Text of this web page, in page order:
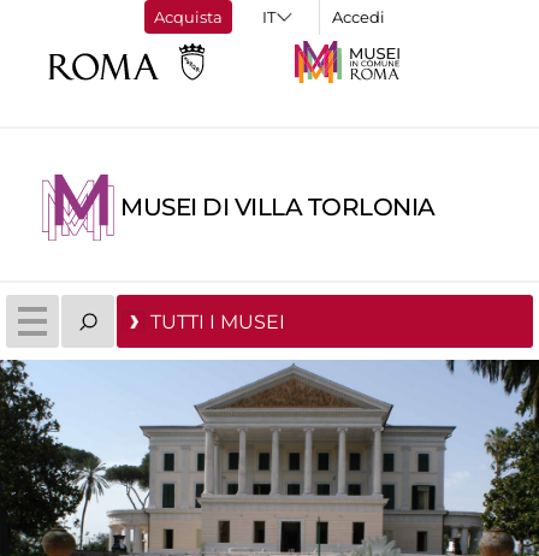
Acquista Accedi
MUSEI DI VILLA TORLONIA
TUTTI I MUSEI